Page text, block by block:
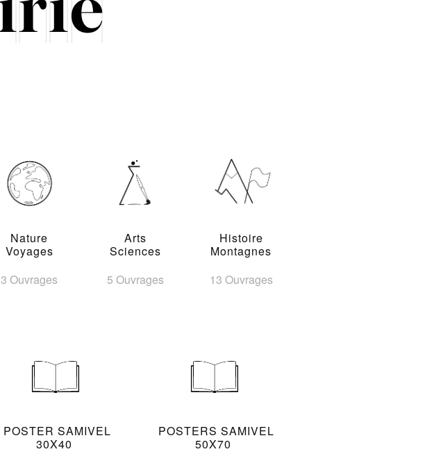
Nature
Voyages
3 Ouvrages
Arts
Sciences
5 Ouvrages
Histoire
Montagnes
13 Ouvrages
POSTER SAMIVEL
30X40
POSTERS SAMIVEL
50X70